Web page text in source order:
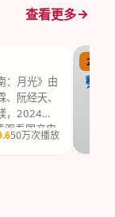
查看更多
：月光》由
阮经天、
，2024年
观看国产电
50万次播放
2